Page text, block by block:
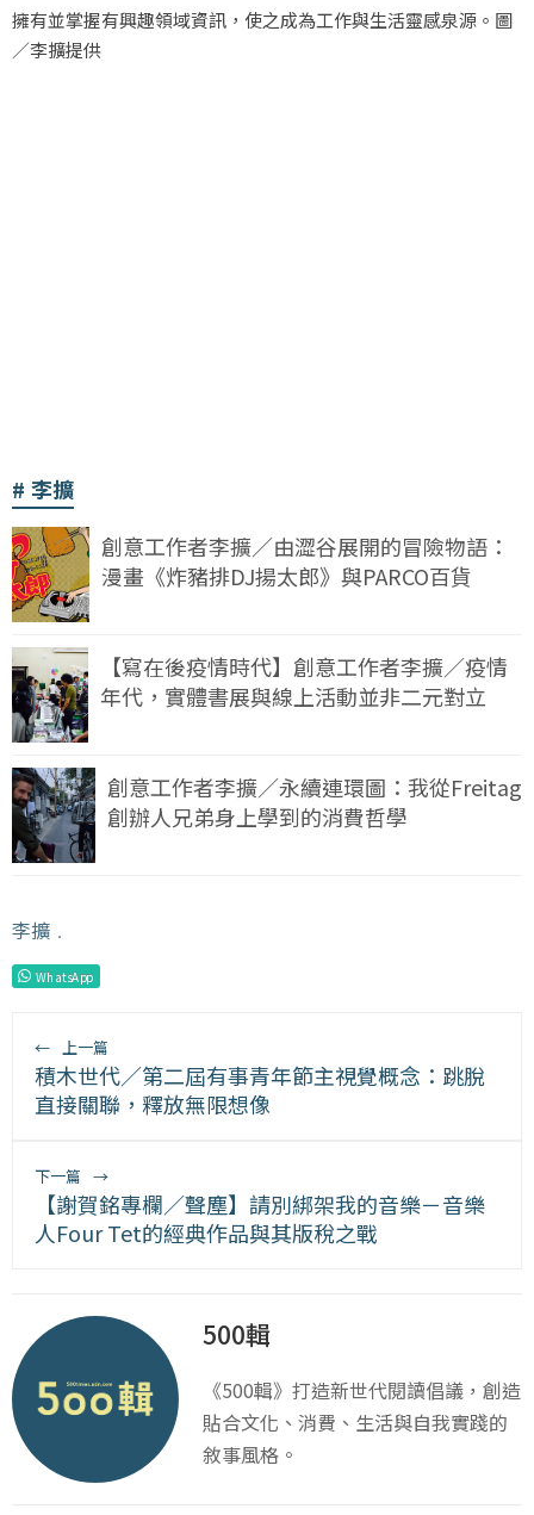
擁有並掌握有興趣領域資訊，使之成為工作與生活靈感泉源。圖
／李擴提供
李擴
創意工作者李擴／由澀谷展開的冒險物語：
漫畫《炸豬排DJ揚太郎》與PARCO百貨
【寫在後疫情時代】創意工作者李擴／疫情
年代，實體書展與線上活動並非二元對立
創意工作者李擴／永續連環圖：我從Freitag
創辦人兄弟身上學到的消費哲學
李擴 ﹒
WhatsApp
← 上一篇
積木世代／第二屆有事青年節主視覺概念：跳脫
直接關聯，釋放無限想像
下一篇 →
【謝賀銘專欄／聲塵】請別綁架我的音樂－音樂
人Four Tet的經典作品與其版稅之戰
500輯
《500輯》打造新世代閱讀倡議，創造
貼合文化、消費、生活與自我實踐的
敘事風格。